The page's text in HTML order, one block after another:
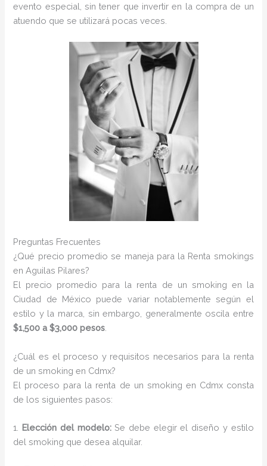
evento especial, sin tener que invertir en la compra de un
atuendo que se utilizará pocas veces.
Preguntas Frecuentes
¿Qué precio promedio se maneja para la Renta smokings
en Aguilas Pilares?
El precio promedio para la renta de un smoking en la
Ciudad de México puede variar notablemente según el
estilo y la marca, sin embargo, generalmente oscila entre
$1,500 a $3,000 pesos
¿Cuál es el proceso y requisitos necesarios para la renta
de un smoking en Cdmx?
El proceso para la renta de un smoking en Cdmx consta
de los siguientes pasos:
1. Elección del modelo:Se debe elegir el diseño y estilo
del smoking que desea alquilar.